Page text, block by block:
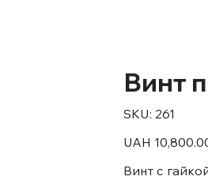
Винт
SKU: SKU
261
261
Price
UAH
Винт с